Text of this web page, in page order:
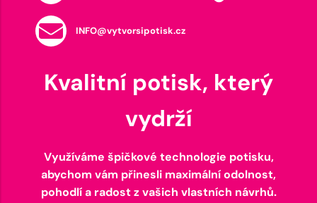
INFO@vytvorsipotisk.cz
Kvalitní potisk, který
vydrží
Využíváme špičkové technologie potisku,
abychom vám přinesli maximální odolnost,
pohodlí a radost z vašich vlastních návrhů.